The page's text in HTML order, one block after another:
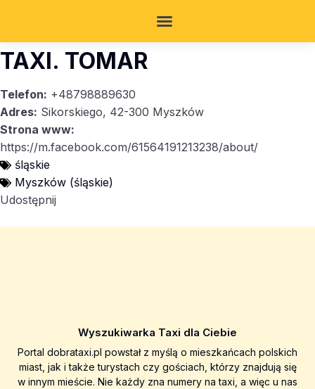
TAXI. TOMAR
Telefon: +48798889630
Adres: Sikorskiego, 42-300 Myszków
Strona www:
https://m.facebook.com/61564191213238/about/
śląskie
Myszków (śląskie)
Udostępnij
Wyszukiwarka Taxi dla Ciebie
Portal dobrataxi.pl powstał z myślą o mieszkańcach polskich
miast, jak i także turystach czy gościach, którzy znajdują się
w innym mieście. Nie każdy zna numery na taxi, a więc u nas